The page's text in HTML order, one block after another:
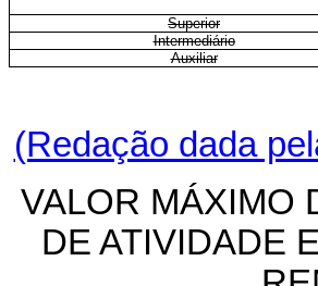
Superior
Intermediário
Auxiliar
(Redação dada
VALOR MÁXIMO
DE ATIVIDADE